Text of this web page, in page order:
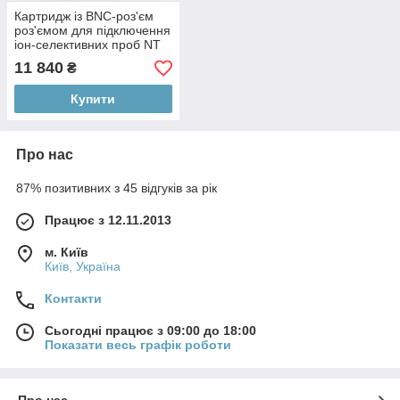
Картридж із BNC-роз'єм
роз'ємом для підключення
іон-селективних проб NT
Sensors, BNC, 1 м B121-
C1H-1m
11 840 ₴
Купити
Про нас
87% позитивних з 45 відгуків за рік
Працює з 12.11.2013
м. Київ
Київ, Україна
Контакти
Сьогодні працює з 09:00 до 18:00
Показати весь графік роботи